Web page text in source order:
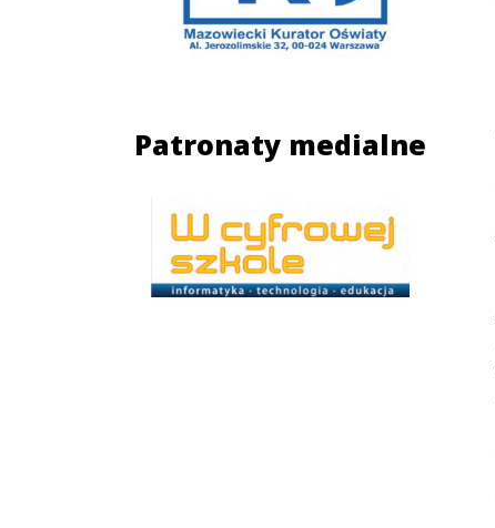
Patronaty medialne